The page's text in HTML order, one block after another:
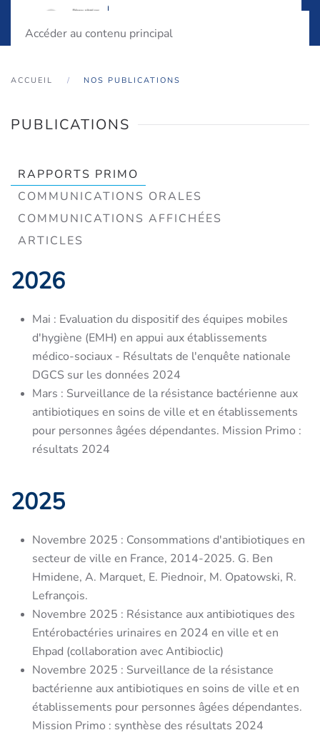
Accéder au contenu principal
ACCUEIL NOS PUBLICATIONS
PUBLICATIONS
RAPPORTS PRIMO
COMMUNICATIONS ORALES
COMMUNICATIONS AFFICHÉES
ARTICLES
2026
Mai : Evaluation du dispositif des équipes mobiles
d'hygiène (EMH) en appui aux établissements
médico-sociaux - Résultats de l'enquête nationale
DGCS sur les données 2024
Mars : Surveillance de la résistance bactérienne aux
antibiotiques en soins de ville et en établissements
pour personnes âgées dépendantes. Mission Primo :
résultats 2024
2025
Novembre 2025 : Consommations d'antibiotiques en
secteur de ville en France, 2014-2025. G. Ben
Hmidene, A. Marquet, E. Piednoir, M. Opatowski, R.
Lefrançois.
Novembre 2025 : Résistance aux antibiotiques des
Entérobactéries urinaires en 2024 en ville et en
Ehpad (collaboration avec Antibioclic)
Novembre 2025 : Surveillance de la résistance
bactérienne aux antibiotiques en soins de ville et en
établissements pour personnes âgées dépendantes.
Mission Primo : synthèse des résultats 2024